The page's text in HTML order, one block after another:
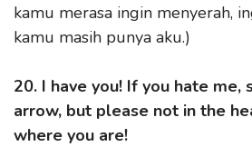
kamu merasa ingin menyerah,
kamu masih punya aku.)
20. I have you! If you hate me,
arrow, but please not in the
where you are!